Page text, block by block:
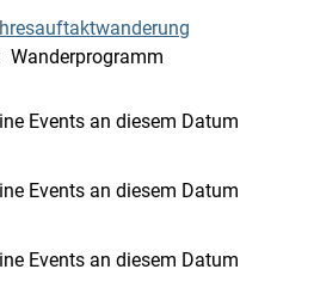
Wanderprogramm
Events an diesem Datum
Events an diesem Datum
Events an diesem Datum